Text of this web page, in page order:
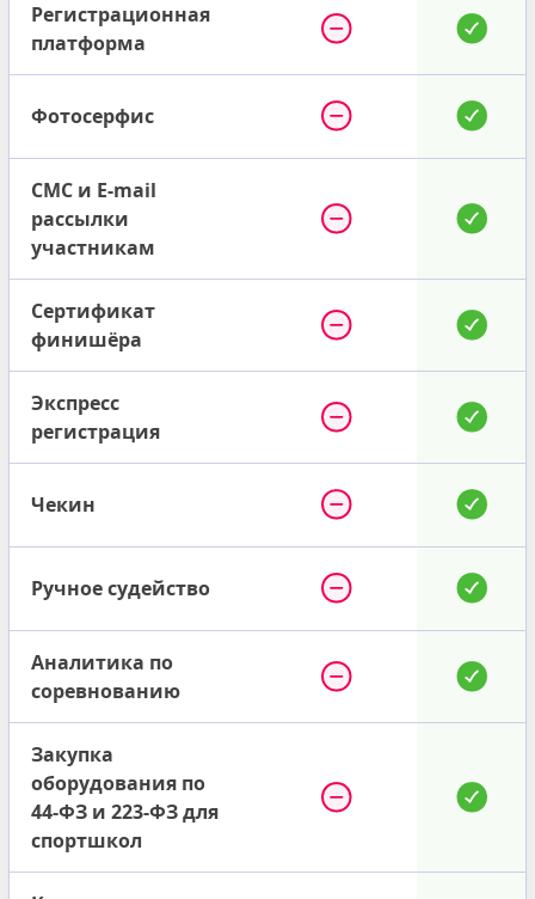
Регистрационная
платформа
Фотосерфис
СМС и E-mail
рассылки
участникам
Сертификат
финишёра
Экспресс
регистрация
Чекин
Ручное судейство
Аналитика по
соревнованию
Закупка
оборудования по
44-ФЗ и 223-ФЗ для
спортшкол